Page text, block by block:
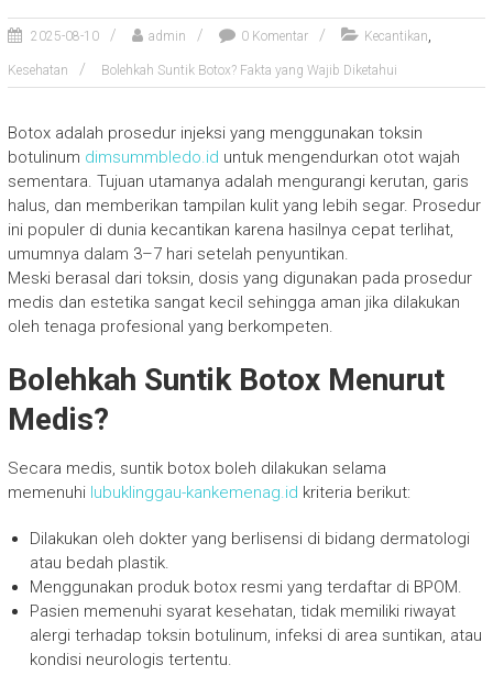
2025-08-10 admin 0 Komentar Kecantikan,
Kesehatan Bolehkah Suntik Botox? Fakta yang Wajib Diketahui
Botox adalah prosedur injeksi yang menggunakan toksin
botulinum dimsummbledo.id untuk mengendurkan otot wajah
sementara. Tujuan utamanya adalah mengurangi kerutan, garis
halus, dan memberikan tampilan kulit yang lebih segar. Prosedur
ini populer di dunia kecantikan karena hasilnya cepat terlihat,
umumnya dalam 3–7 hari setelah penyuntikan.
Meski berasal dari toksin, dosis yang digunakan pada prosedur
medis dan estetika sangat kecil sehingga aman jika dilakukan
oleh tenaga profesional yang berkompeten.
Bolehkah Suntik Botox Menurut
Medis?
Secara medis, suntik botox boleh dilakukan selama
memenuhi lubuklinggau-kankemenag.id kriteria berikut:
Dilakukan oleh dokter yang berlisensi di bidang dermatologi
atau bedah plastik.
Menggunakan produk botox resmi yang terdaftar di BPOM.
Pasien memenuhi syarat kesehatan, tidak memiliki riwayat
alergi terhadap toksin botulinum, infeksi di area suntikan, atau
kondisi neurologis tertentu.